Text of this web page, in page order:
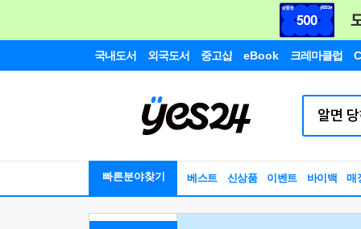
국내도서 외국도서 중고샵 eBook 크레마클럽
빠른분야찾기 베스트 신상품 이벤트 바이백 매